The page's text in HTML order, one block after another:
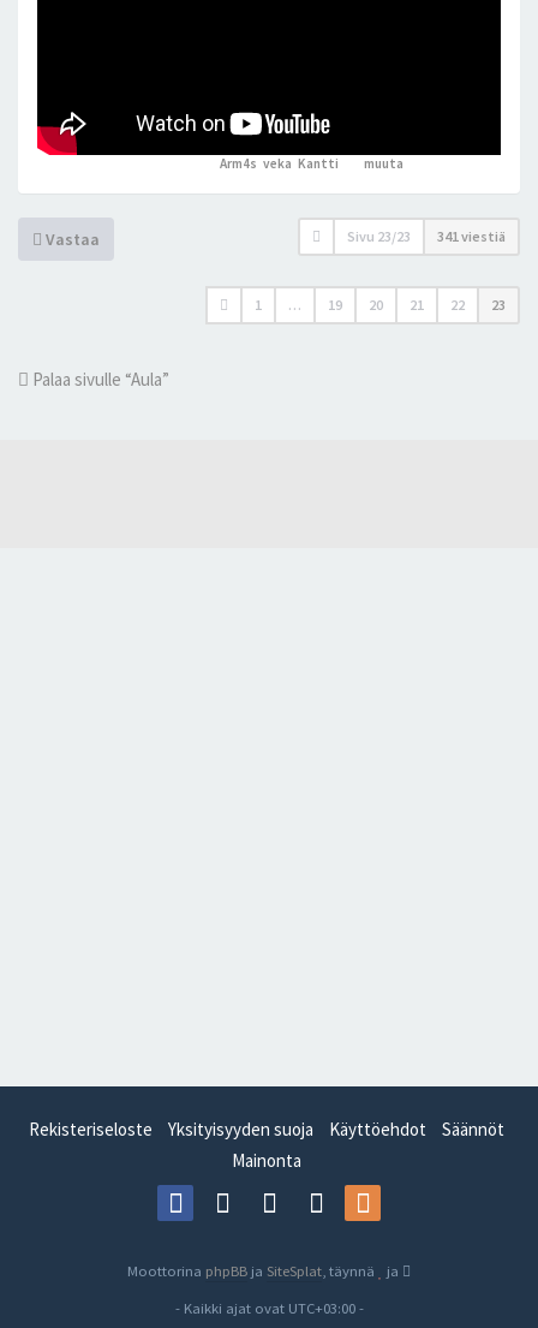
Arm4s ,veka ,Kantti ja 1muuta
Vastaa Sivu 23/23 341 viestiä
1 … 19 20 21 22 23
Palaa sivulle “Aula”
Rekisteriseloste Yksityisyyden suoja Käyttöehdot
Säännöt
Mainonta
Moottorina phpBB ja SiteSplat, täynnä
ja
- Kaikki ajat ovat UTC+03:00-